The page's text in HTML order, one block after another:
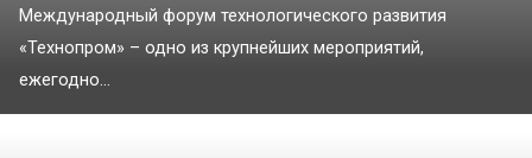
Международный форум технологического развития
«Технопром» – одно из крупнейших мероприятий,
ежегодно...